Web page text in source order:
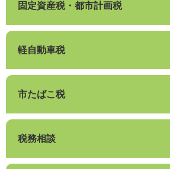
固定資産税・都市計画税
軽自動車税
市たばこ税
税務相談